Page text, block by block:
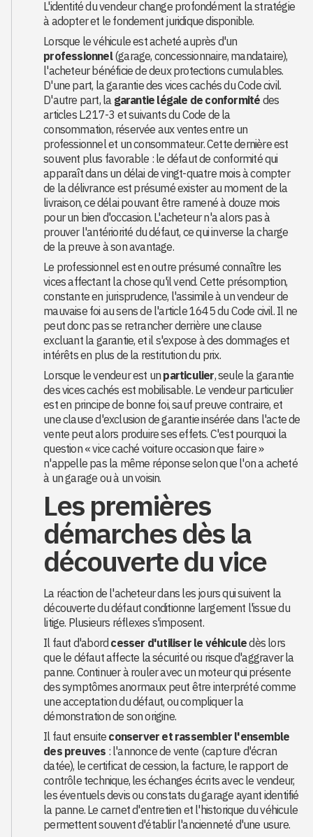
L'identité du vendeur change profondément la stratégie
à adopter et le fondement juridique disponible.
Lorsque le véhicule est acheté auprès d'un
professionnel(garage, concessionnaire, mandataire),
l'acheteur bénéficie de deux protections cumulables.
D'une part, la garantie des vices cachés du Code civil.
D'autre part, la garantie légale de conformité des
articles L.217-3 et suivants du Code de la
consommation, réservée aux ventes entre un
professionnel et un consommateur. Cette dernière est
souvent plus favorable : le défaut de conformité qui
apparaît dans un délai de vingt-quatre mois à compter
de la délivrance est présumé exister au moment de la
livraison, ce délai pouvant être ramené à douze mois
pour un bien d'occasion. L'acheteur n'a alors pas à
prouver l'antériorité du défaut, ce qui inverse la charge
de la preuve à son avantage.
Le professionnel est en outre présumé connaître les
vices affectant la chose qu'il vend. Cette présomption,
constante en jurisprudence, l'assimile à un vendeur de
mauvaise foi au sens de l'article 1645 du Code civil. Il ne
peut donc pas se retrancher derrière une clause
excluant la garantie, et il s'expose à des dommages et
intérêts en plus de la restitution du prix.
Lorsque le vendeur est un particulier, seule la garantie
des vices cachés est mobilisable. Le vendeur particulier
est en principe de bonne foi, sauf preuve contraire, et
une clause d'exclusion de garantie insérée dans l'acte de
vente peut alors produire ses effets. C'est pourquoi la
question « vice caché voiture occasion que faire »
n'appelle pas la même réponse selon que l'on a acheté
à un garage ou à un voisin.
Les premières
démarches dès la
découverte du vice
La réaction de l'acheteur dans les jours qui suivent la
découverte du défaut conditionne largement l'issue du
litige. Plusieurs réflexes s'imposent.
Il faut d'abord cesser d'utiliser le véhiculedès lors
que le défaut affecte la sécurité ou risque d'aggraver la
panne. Continuer à rouler avec un moteur qui présente
des symptômes anormaux peut être interprété comme
une acceptation du défaut, ou compliquer la
démonstration de son origine.
Il faut ensuite conserver et rassembler l'ensemble
des preuves : l'annonce de vente (capture d'écran
datée), le certificat de cession, la facture, le rapport de
contrôle technique, les échanges écrits avec le vendeur,
les éventuels devis ou constats du garage ayant identifié
la panne. Le carnet d'entretien et l'historique du véhicule
permettent souvent d'établir l'ancienneté d'une usure.